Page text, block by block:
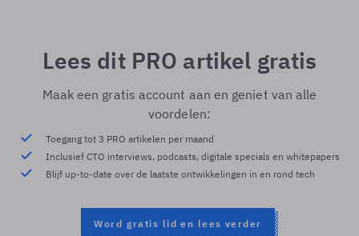
Lees dit PRO artikel gratis
Maak een gratis account aan en geniet van alle
voordelen:
Toegang tot 3 PRO artikelen per maand
Inclusief CTO interviews, podcasts, digitale specials en whitepapers
Blijf up-to-date over de laatste ontwikkelingen in en rond tech
Word gratis lid en lees verder